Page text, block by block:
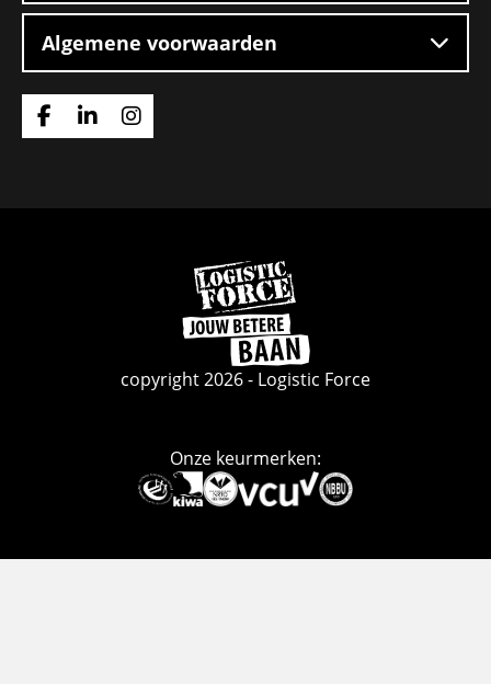
Algemene voorwaarden
Ga
Ga
Ga
Ga
naar
de
homepage
copyright 2026 - Logistic Force
Onze keurmerken:
Deze
link
naar